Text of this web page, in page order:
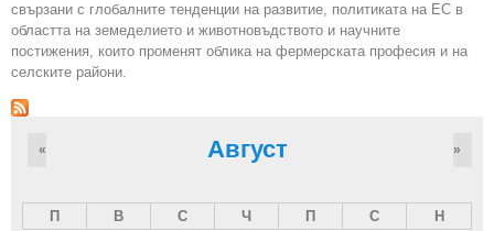
свързани с глобалните тенденции на развитие, политиката на ЕС в
областта на земеделието и животновъдството и научните
постижения, които променят облика на фермерската професия и на
селските райони.
Август
« »
П В С Ч П С
Н